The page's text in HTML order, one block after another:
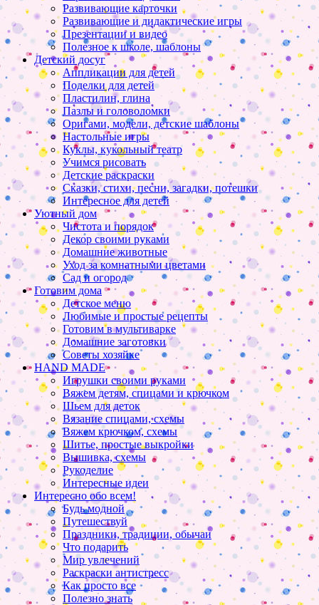
Развивающие карточки
Развивающие и дидактические игры
Презентации и видео
Полезное к школе, шаблоны
Детский досуг
Аппликации для детей
Поделки для детей
Пластилин, глина
Пазлы и головоломки
Оригами, модели, детские шаблоны
Настольные игры
Куклы, кукольный театр
Учимся рисовать
Детские раскраски
Сказки, стихи, песни, загадки, потешки
Интересное для детей
Уютный дом
Чистота и порядок
Декор своими руками
Домашние животные
Уход за комнатными цветами
Сад и огород
Готовим дома
Детское меню
Любимые и простые рецепты
Готовим в мультиварке
Домашние заготовки
Советы хозяйке
HAND MADE
Игрушки своими руками
Вяжем детям, спицами и крючком
Шьем для деток
Вязание спицами, схемы
Вяжем крючком, схемы
Шитье, простые выкройки
Вышивка, схемы
Рукоделие
Интересные идеи
Интересно обо всем!
Будь модной
Путешествуй
Праздники, традиции, обычаи
Что подарить
Мир увлечений
Раскраски антистресс
Как просто все
Полезно знать